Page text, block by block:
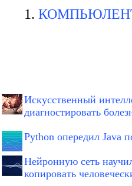
Искусственный
диагностировать
Python опередил Java
Нейронную сеть
копировать